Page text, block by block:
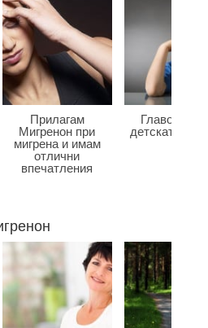
Прилагам
Мигренон при
мигрена и имам
отлични
впечатления
детската